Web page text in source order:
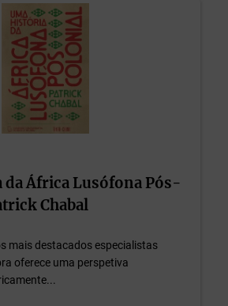
África Lusófona Pós-
Chabal
mais destacados especialistas
oferece uma perspetiva